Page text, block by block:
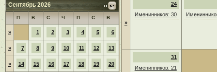
Сентябрь 2026
П В С Ч П С В
» 1 2 3 4 5 6
» 7 8 9 10 11 12 13
» 14 15 16 17 18 19 20
»
24
Именинников: 30
31
Именинников: 21